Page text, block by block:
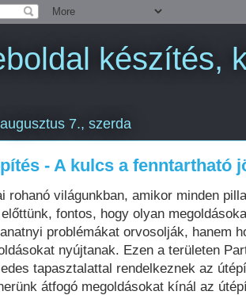
készítés,
7., szerda
- A kulcs a fenntartható
rohanó világunkban, amikor minden
fontos, hogy olyan
problémákat orvosolják, hanem
nyújtanak. Ezen a területen
tapasztalattal rendelkeznek az
átfogó megoldásokat kínál az